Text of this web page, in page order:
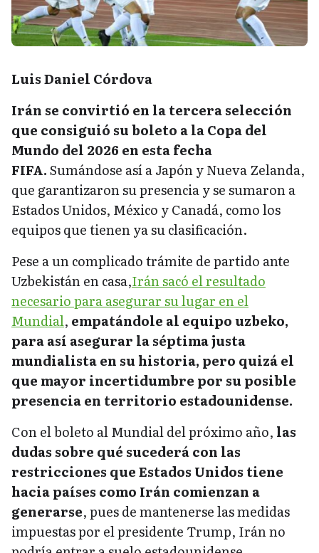
Luis Daniel Córdova
Irán se convirtió en la tercera selección
que consiguió su boleto a la Copa del
Mundo del 2026 en esta fecha
FIFA.Sumándose así a Japón y Nueva Zelanda,
que garantizaron su presencia y se sumaron a
Estados Unidos, México y Canadá, como los
equipos que tienen ya su clasificación.
Pese a un complicado trámite de partido ante
Uzbekistán en casa,Irán sacó el resultado
necesario para asegurar su lugar en el
Mundial, empatándole al equipo uzbeko,
para así asegurar la séptima justa
mundialista en su historia, pero quizá el
que mayor incertidumbre por su posible
presencia en territorio estadounidense.
Con el boleto al Mundial del próximo año, las
dudas sobre qué sucederá con las
restricciones que Estados Unidos tiene
hacia países como Irán comienzan a
generarse, pues de mantenerse las medidas
impuestas por el presidente Trump, Irán no